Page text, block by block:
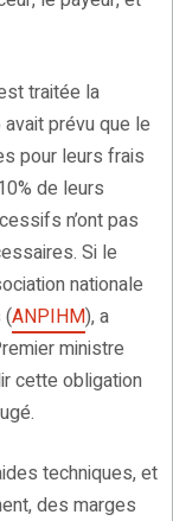
traitée la
prévu que le
pour leurs frais
de leurs
n’ont pas
Si le
nationale
(ANPIHM), a
ministre
cette obligation
techniques, et
des marges